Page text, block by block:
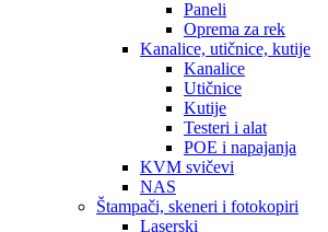
Paneli
Oprema za rek
Kanalice, utičnice, kutije
Kanalice
Utičnice
Kutije
Testeri i alat
POE i napajanja
KVM svičevi
NAS
Štampači, skeneri i fotokopiri
Laserski